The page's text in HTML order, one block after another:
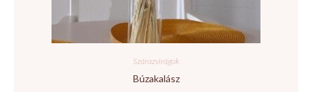
Szárazvirágok
Búzakalász